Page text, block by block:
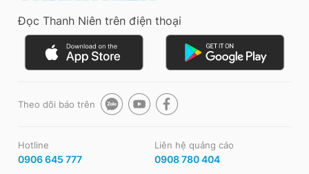
Đọc Thanh Niên trên điện thoại
Theo dõi báo trên
Hotline
0906 645 777
Liên hệ quảng cáo
0908 780 404